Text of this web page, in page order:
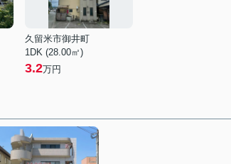
久留米市御井町
1DK (28.00㎡)
3.2万円